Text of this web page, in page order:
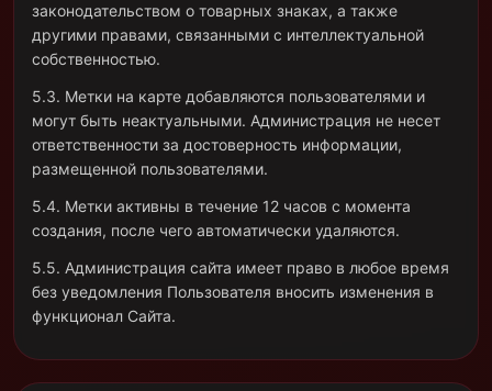
законодательством о товарных знаках, а также
другими правами, связанными с интеллектуальной
собственностью.
5.3. Метки на карте добавляются пользователями и
могут быть неактуальными. Администрация не несет
ответственности за достоверность информации,
размещенной пользователями.
5.4. Метки активны в течение 12 часов с момента
создания, после чего автоматически удаляются.
5.5. Администрация сайта имеет право в любое время
без уведомления Пользователя вносить изменения в
функционал Сайта.